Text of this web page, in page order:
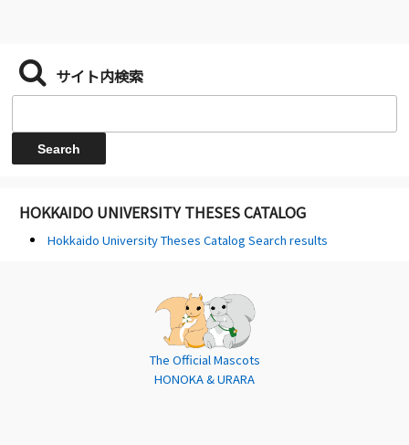
サイト内検索
HOKKAIDO UNIVERSITY THESES CATALOG
Hokkaido University Theses Catalog Search results
The Official Mascots
HONOKA & URARA